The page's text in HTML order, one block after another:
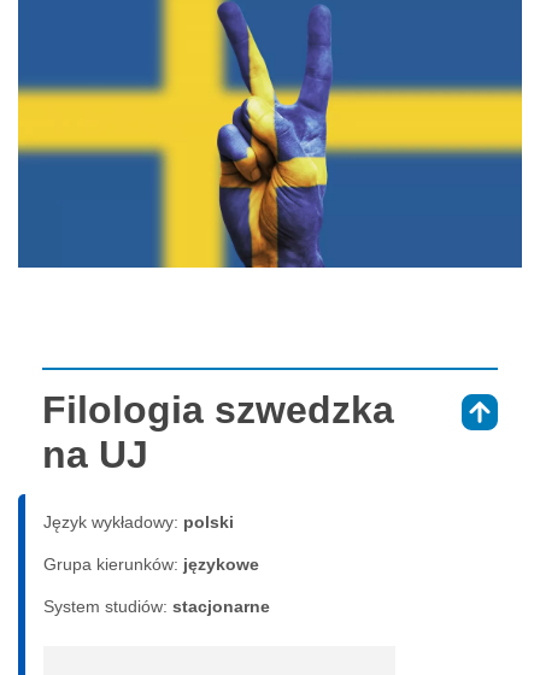
Filologia szwedzka
na UJ
Język wykładowy: polski
Grupa kierunków: językowe
System studiów: sta­cjo­nar­ne